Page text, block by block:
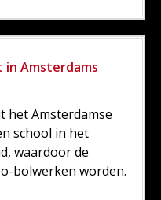
Amsterdams
het Amsterdamse
school in het
waardoor de
bolwerken worden.